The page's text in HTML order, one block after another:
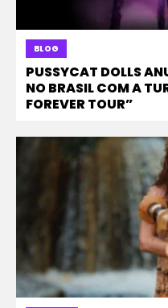
BLOG
PUSSYCAT DOLLS
NO BRASIL COM A
FOREVER TOUR”